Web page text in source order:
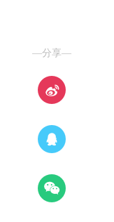
—分享—